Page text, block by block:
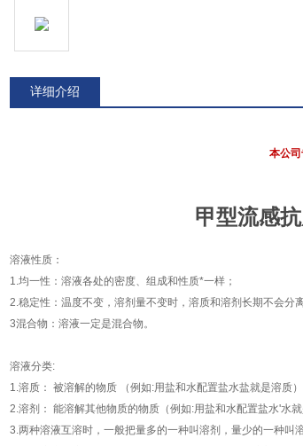
详细介绍
本公司
甲型流感
溶液性质：
1.均一性：溶液各处的密度、组成和性质*一样；
2.稳定性：温度不变，溶剂量不变时，溶质和溶剂长期不会分
3混合物：溶液一定是混合物。
溶液分类:
1.溶质： 被溶解的物质 （例如:用盐和水配置盐水盐就是溶质）
2.溶剂： 能溶解其他物质的物质（例如:用盐和水配置盐水'水就
3.两种溶液互溶时，一般把量多的一种叫溶剂，量少的一种叫溶